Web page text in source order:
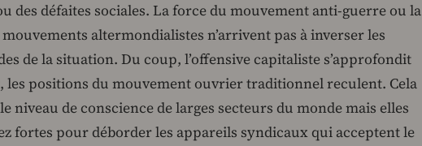
des défaites sociales. La force du mouvement anti-guerre ou la
altermondialistes n’arrivent pas à inverser les
de la situation. Du coup, l’offensive capitaliste s’approfondit
les positions du mouvement ouvrier traditionnel reculent. Cela
niveau de conscience de larges secteurs du monde mais elles
fortes pour déborder les appareils syndicaux qui acceptent le